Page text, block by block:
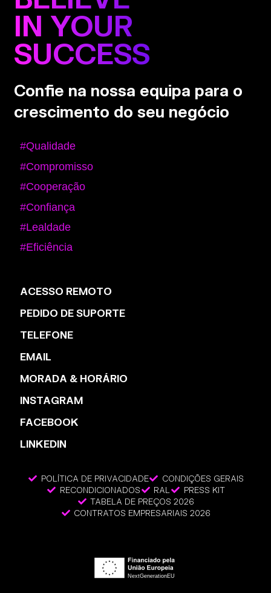
IN YOUR
SUCCESS
Confie na nossa equipa para o
crescimento do seu negócio
#Qualidade
#Compromisso
#Cooperação
#Confiança
#Lealdade
#Eficiência
ACESSO REMOTO
PEDIDO DE SUPORTE
TELEFONE
EMAIL
MORADA & HORÁRIO
INSTAGRAM
FACEBOOK
LINKEDIN
POLÍTICA DE PRIVACIDADE
CONDIÇÕES GERAIS
RECONDICIONADOS
RAL
PRESS KIT
TABELA DE PREÇOS 2026
CONTRATOS EMPRESARIAIS 2026